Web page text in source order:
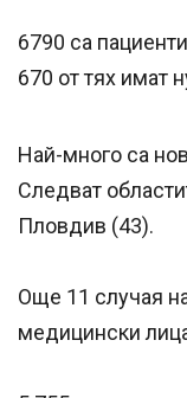
6790 са
670 от тях имат
Най-много са
Следват
Пловдив (43).
Още 11 случая
медицински